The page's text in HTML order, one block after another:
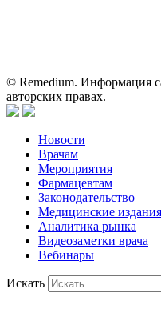
© Remedium. Информация
авторских правах.
Новости
Врачам
Мероприятия
Фармацевтам
Законодательство
Медицинские издания
Аналитика рынка
Видеозаметки врача
Вебинары
Искать